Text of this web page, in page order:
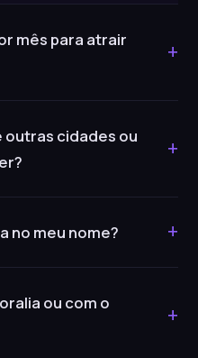
mês para atrair
+
outras cidades ou
+
no meu nome? +
ou com o
+